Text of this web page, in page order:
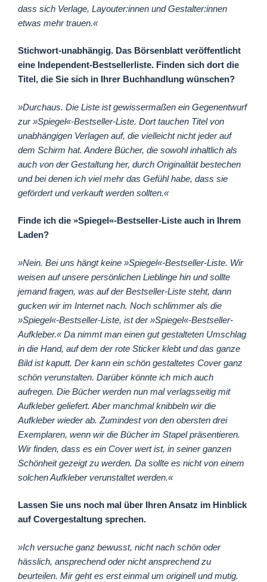
dass sich Verlage, Layouter:innen und Gestalter:innen
etwas mehr trauen.«
Stichwort-unabhängig. Das Börsenblatt veröffentlicht
eine Independent-Bestsellerliste. Finden sich dort die
Titel, die Sie sich in Ihrer Buchhandlung wünschen?
»Durchaus. Die Liste ist gewissermaßen ein Gegenentwurf
zur »Spiegel«-Bestseller-Liste. Dort tauchen Titel von
unabhängigen Verlagen auf, die vielleicht nicht jeder auf
dem Schirm hat. Andere Bücher, die sowohl inhaltlich als
auch von der Gestaltung her, durch Originalität bestechen
und bei denen ich viel mehr das Gefühl habe, dass sie
gefördert und verkauft werden sollten.«
Finde ich die »Spiegel«-Bestseller-Liste auch in Ihrem
Laden?
»Nein. Bei uns hängt keine »Spiegel«-Bestseller-Liste. Wir
weisen auf unsere persönlichen Lieblinge hin und sollte
jemand fragen, was auf der Bestseller-Liste steht, dann
gucken wir im Internet nach. Noch schlimmer als die
»Spiegel«-Bestseller-Liste, ist der »Spiegel«-Bestseller-
Aufkleber.« Da nimmt man einen gut gestalteten Umschlag
in die Hand, auf dem der rote Sticker klebt und das ganze
Bild ist kaputt. Der kann ein schön gestaltetes Cover ganz
schön verunstalten. Darüber könnte ich mich auch
aufregen. Die Bücher werden nun mal verlagsseitig mit
Aufkleber geliefert. Aber manchmal knibbeln wir die
Aufkleber wieder ab. Zumindest von den obersten drei
Exemplaren, wenn wir die Bücher im Stapel präsentieren.
Wir finden, dass es ein Cover wert ist, in seiner ganzen
Schönheit gezeigt zu werden. Da sollte es nicht von einem
solchen Aufkleber verunstaltet werden.«
Lassen Sie uns noch mal über Ihren Ansatz im Hinblick
auf Covergestaltung sprechen.
»Ich versuche ganz bewusst, nicht nach schön oder
hässlich, ansprechend oder nicht ansprechend zu
beurteilen. Mir geht es erst einmal um originell und mutig.